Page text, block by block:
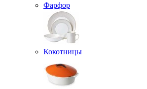
Фарфор
Кокотницы